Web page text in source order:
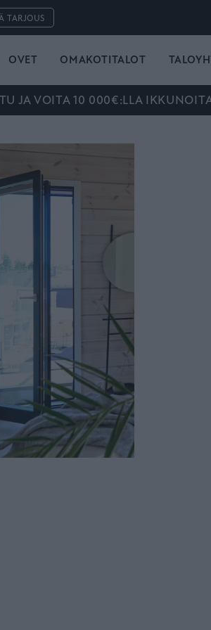
TARJOUS
OVET OMAKOTITALOT
JA VOITA 10 000€:LLA